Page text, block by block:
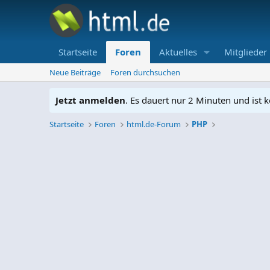
Startseite Foren Aktuelles Mitglieder
Neue Beiträge Foren durchsuchen
Jetzt anmelden. Es dauert nur 2 Minuten und ist
Startseite Foren html.de-Forum PHP